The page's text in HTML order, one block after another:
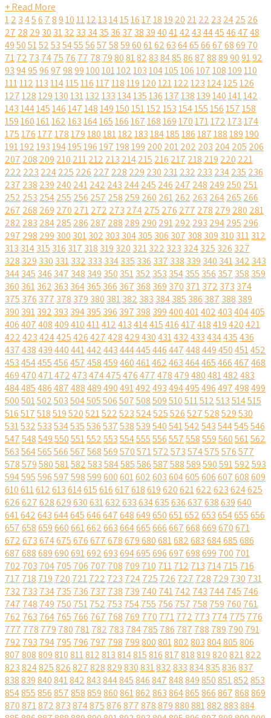
+ Read More
12 3456 78910111213141516171819 20 2122 23 2425 26
27 28 29 30 3132 33 3435 36 37 38 39404142434445464748
495051525354555657585960616263646566676869 70
7172 73 7475 76 77 78 7980818283848586878889909192
93949596979899100101102103104105106107108109110
111112113114115116117118119120121122123124125126
127128129130131132133134135136137138139140141142
143144145146147148149150151152153154155156157158
159160161162163164165166167168169170171172173174
175176177178179180181182183184185186187188189190
191192193194195196197198199 200 201202 203 204205 206
207 208 209 210 211212 213 214215 216 217 218 219 220 221
222 223 224225 226 227 228 229 230 231232 233 234235 236
237 238 239 240 241242 243 244245 246 247 248 249 250 251
252 253 254255 256 257 258 259 260 261262 263 264265 266
267 268 269 270 271272 273 274275 276 277 278 279 280 281
282 283 284285 286 287 288 289 290 291292 293 294295 296
297 298 299 300 301302 303 304305 306 307 308 309 310 311312
313 314315 316 317 318 319 320 321322 323 324325 326 327
328 329 330 331332 333 334335 336 337 338 339 340 341342 343
344345 346 347 348 349 350 351352 353 354355 356 357 358 359
360 361362 363 364365 366 367 368 369 370 371372 373 374
375 376 377 378 379 380 381382 383 384385 386 387 388 389
390 391392 393 394395 396 397 398 399400401402403404405
406407408409410411412413414415416417418419420421
422423424425426427428429430431432433434435436
437438439440441442443444445446447448449450451452
453454455456457458459460461462463464465466467468
469470471472473474475476477478479480481482483
484485486487488489490491492493494495496497498499
500501502503504505506507508509510511512513514515
516517518519520521522523524525526527528529530
531532533534535536537538539540541542543544545546
547548549550551552553554555556557558559560561562
563564565566567568569570571572573574575576577
578579580581582583584585586587588589590591592593
594595596597598599600601602603604605606607608609
610611612613614615616617618619620621622623624625
626627628629630631632633634635636637638639640
641642643644645646647648649650651652653654655656
657658659660661662663664665666667668669670671
672673674675676677678679680681682683684685686
687688689690691692693694695696697698699 700 701
702 703 704705 706 707 708 709 710 711712 713 714715 716
717 718 719 720 721722 723 724725 726 727 728 729 730 731
732 733 734735 736 737 738 739 740 741742 743 744745 746
747 748 749 750 751752 753 754755 756 757 758 759 760 761
762 763 764765 766 767 768 769 770 771772 773 774775 776
777 778 779 780 781782 783 784785 786 787 788 789 790 791
792 793 794795 796 797 798 799800801802803804805806
807808809810811812813814815816817818819820821822
823824825826827828829830831832833834835836837
838839840841842843844845846847848849850851852853
854855856857858859860861862863864865866867868869
870871872873874875876877878879880881882883884